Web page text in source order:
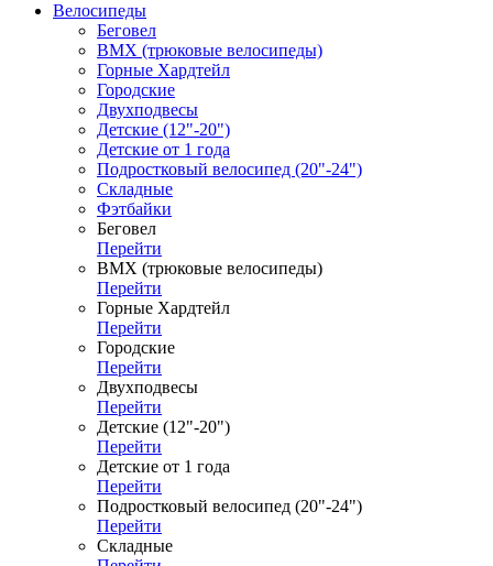
Велосипеды
Беговел
ВМХ (трюковые велосипеды)
Горные Хардтейл
Городские
Двухподвесы
Детские (12"-20")
Детские от 1 года
Подростковый велосипед (20"-24")
Складные
Фэтбайки
Беговел
Перейти
ВМХ (трюковые велосипеды)
Перейти
Горные Хардтейл
Перейти
Городские
Перейти
Двухподвесы
Перейти
Детские (12"-20")
Перейти
Детские от 1 года
Перейти
Подростковый велосипед (20"-24")
Перейти
Складные